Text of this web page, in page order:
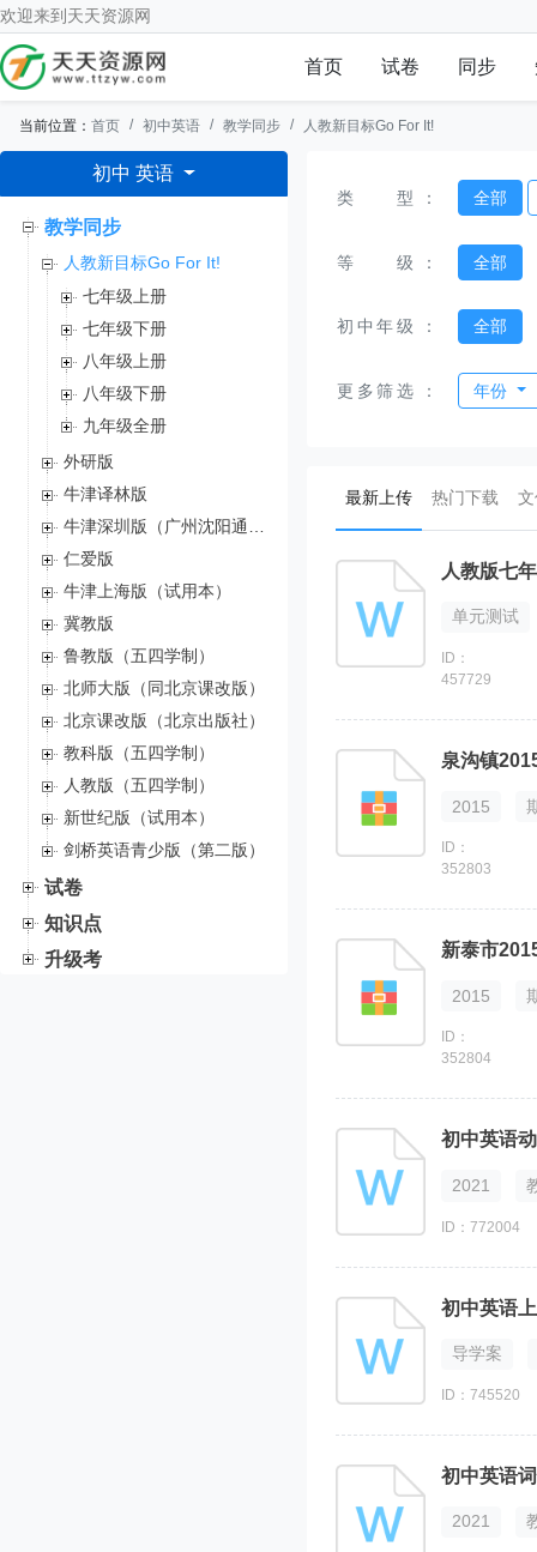
欢迎来到 天天资源网
首页 试卷 同步
当前位置： 首页 初中英语 教学同步 人教新目标Go For It!
初中 英语
教学同步
人教新目标Go For It!
七年级上册
七年级下册
八年级上册
八年级下册
九年级全册
外研版
牛津译林版
牛津深圳版（广州沈阳通用）
仁爱版
牛津上海版（试用本）
冀教版
鲁教版（五四学制）
北师大版（同北京课改版）
北京课改版（北京出版社）
教科版（五四学制）
人教版（五四学制）
新世纪版（试用本）
剑桥英语青少版（第二版）
试卷
知识点
升级考
类型 ： 全部
等级 ： 全部
初中年级 ： 全部
更多筛选 ： 年份
最新上传(current)
热门下载
人教版七
单元测试
ID：
457729
泉沟镇
2015
ID：
352803
新泰市
2015
ID：
352804
初中英语
2021
ID：772004
初中英语
导学案
ID：745520
初中英语
2021